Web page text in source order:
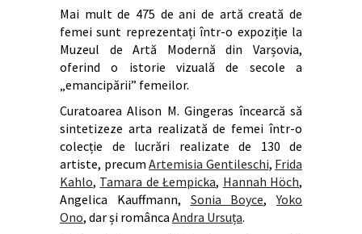
Mai mult de 475 de ani de artă creată de
femei sunt reprezentați într-o expoziție la
Muzeul de Artă Modernă din Varșovia,
oferind o istorie vizuală de secole a
„emancipării” femeilor.
Curatoarea Alison M. Gingeras încearcă să
sintetizeze arta realizată de femei într-o
colecție de lucrări realizate de 130 de
artiste, precum Artemisia Gentileschi, Frida
Kahlo, Tamara de Łempicka, Hannah Höch,
Angelica Kauffmann, Sonia Boyce,Yoko
Ono, dar și românca Andra Ursuța.